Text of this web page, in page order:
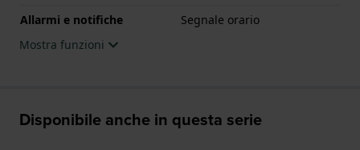
Allarmi e notifiche
Segnale orario
Mostra funzioni
Disponibile anche in questa serie